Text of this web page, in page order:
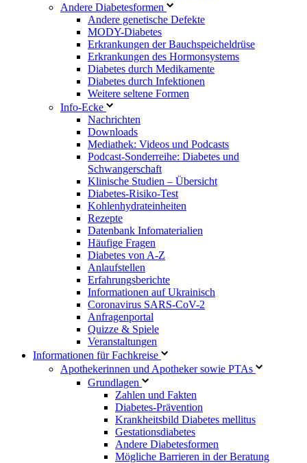
Andere Diabetesformen
Andere genetische Defekte
MODY-Diabetes
Erkrankungen der Bauchspeicheldrüse
Erkrankungen des Hormonsystems
Diabetes durch Medikamente
Diabetes durch Infektionen
Weitere seltene Formen
Info-Ecke
Nachrichten
Downloads
Mediathek: Videos und Podcasts
Podcast-Sonderreihe: Diabetes und
Schwangerschaft
Klinische Studien – Übersicht
Diabetes-Risiko-Test
Kohlenhydrateinheiten
Rezepte
Datenbank Infomaterialien
Häufige Fragen
Diabetes von A-Z
Anlaufstellen
Erfahrungsberichte
Informationen auf Ukrainisch
Coronavirus SARS-CoV-2
Anfragenportal
Quizze & Spiele
Veranstaltungen
Informationen für Fachkreise
Apothekerinnen und Apotheker sowie PTAs
Grundlagen
Zahlen und Fakten
Diabetes-Prävention
Krankheitsbild Diabetes mellitus
Gestationsdiabetes
Andere Diabetesformen
Mögliche Barrieren in der Beratung